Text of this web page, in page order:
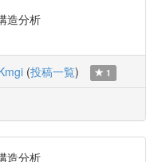
造分析
(投稿一覧) 1
造分析